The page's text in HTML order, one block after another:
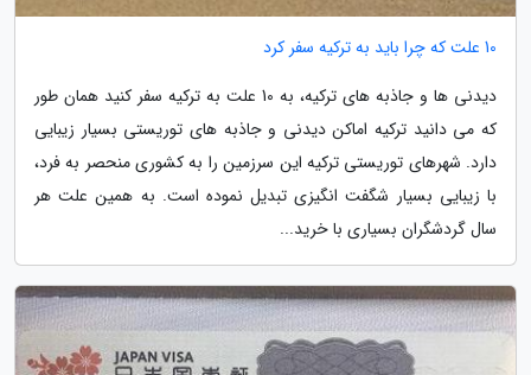
10 علت که چرا باید به ترکیه سفر کرد
دیدنی ها و جاذبه های ترکیه، به 10 علت به ترکیه سفر کنید همان طور
که می دانید ترکیه اماکن دیدنی و جاذبه های توریستی بسیار زیبایی
دارد. شهرهای توریستی ترکیه این سرزمین را به کشوری منحصر به فرد،
با زیبایی بسیار شگفت انگیزی تبدیل نموده است. به همین علت هر
سال گردشگران بسیاری با خرید...